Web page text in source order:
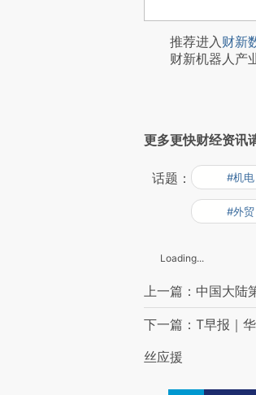
推荐进入财新
财新机器人产业
更多更快财经资讯
话题： #机电
#外贸
Loading...
上一篇：中国大陆
下一篇：T早报｜
丝应援